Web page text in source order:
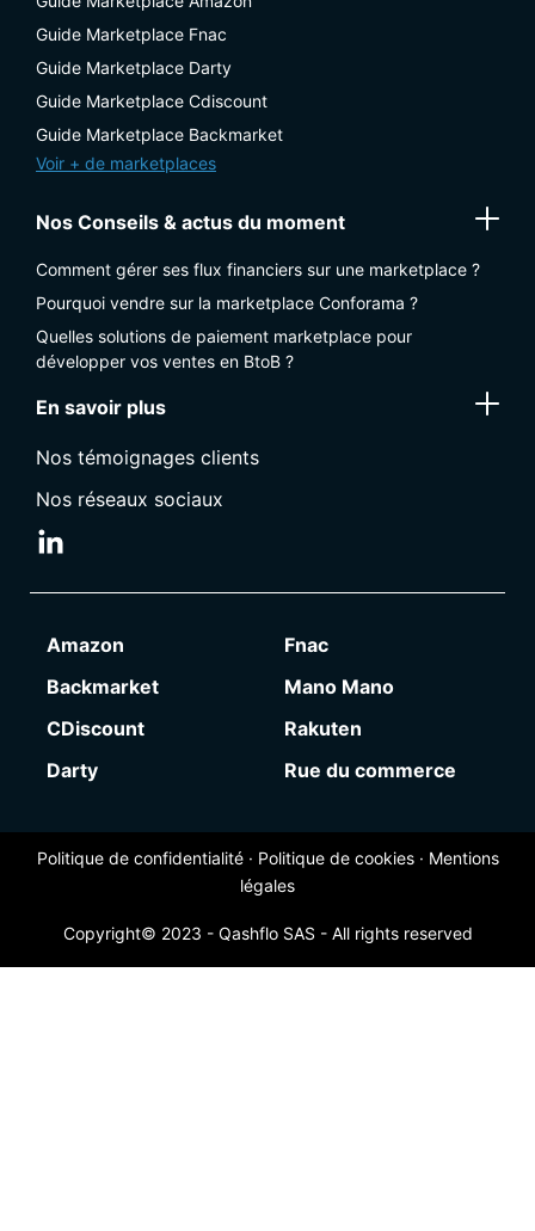
Guide Marketplace Fnac
Guide Marketplace Darty
Guide Marketplace Cdiscount
Guide Marketplace Backmarket
Voir + de marketplaces
Nos Conseils & actus du moment
Comment gérer ses flux financiers sur une marketplace ?
Pourquoi vendre sur la marketplace Conforama ?
Quelles solutions de paiement marketplace pour
développer vos ventes en BtoB ?
En savoir plus
Nos témoignages clients
Nos réseaux sociaux
Amazon
Fnac
Backmarket
Mano Mano
CDiscount
Rakuten
Darty
Rue du commerce
Politique de confidentialité· Politique de cookies· Mentions
légales
Copyright© 2023 - Qashflo SAS - All rights reserved